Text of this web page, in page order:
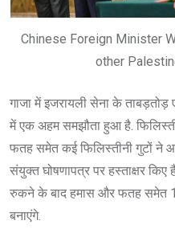
Chinese Foreign Minister
other
गाजा में इजरायली सेना के ताबड़तोड़
में एक अहम समझौता हुआ है.
फतह समेत कई फिलिस्तीनी गुटों ने
संयुक्त घोषणापत्र पर हस्ताक्षर
रुकने के बाद हमास और फतह समेत
बनाएंगे.